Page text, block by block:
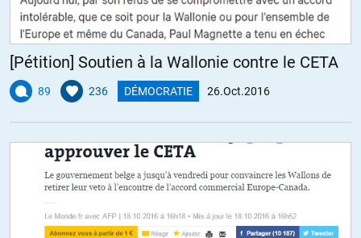
[Pétition] Soutien à la Wallonie contre le CETA
89 236 DÉMOCRATIE 26.Oct.2016